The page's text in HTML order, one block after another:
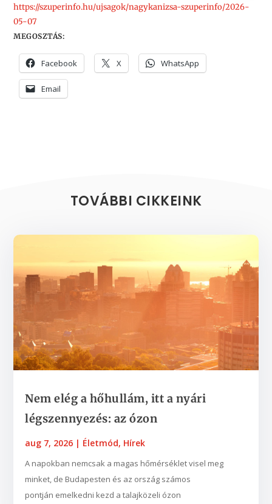
https://szuperinfo.hu/ujsagok/nagykanizsa-szuperinfo/2026-
05-07
MEGOSZTÁS:
Facebook X WhatsApp
Email
TOVÁBBI CIKKEINK
Nem elég a hőhullám, itt a nyári
légszennyezés: az ózon
aug 7, 2026 | Életmód, Hírek
A napokban nemcsak a magas hőmérséklet visel meg
minket, de Budapesten és az ország számos
pontján emelkedni kezd a talajközeli ózon